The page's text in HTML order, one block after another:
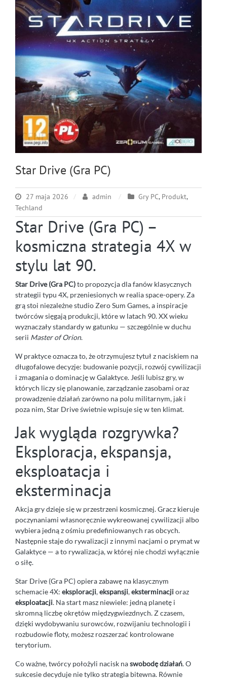
Star Drive (Gra PC)
27 maja 2026 admin Gry PC, Produkt,
Techland
Star Drive (Gra PC) –
kosmiczna strategia 4X w
stylu lat 90.
Star Drive (Gra PC)to propozycja dla fanów klasycznych
strategii typu 4X, przeniesionych w realia space-opery. Za
grą stoi niezależne studio Zero Sum Games, a inspiracje
twórców sięgają produkcji, które w latach 90. XX wieku
wyznaczały standardy w gatunku — szczególnie w duchu
serii Master of Orion.
W praktyce oznacza to, że otrzymujesz tytuł z naciskiem na
długofalowe decyzje: budowanie pozycji, rozwój cywilizacji
i zmagania o dominację w Galaktyce. Jeśli lubisz gry, w
których liczy się planowanie, zarządzanie zasobami oraz
prowadzenie działań zarówno na polu militarnym, jak i
poza nim, Star Drive świetnie wpisuje się w ten klimat.
Jak wygląda rozgrywka?
Eksploracja, ekspansja,
eksploatacja i
eksterminacja
Akcja gry dzieje się w przestrzeni kosmicznej. Gracz kieruje
poczynaniami własnoręcznie wykreowanej cywilizacji albo
wybiera jedną z ośmiu predefiniowanych ras obcych.
Następnie staje do rywalizacji z innymi nacjami o prymat w
Galaktyce — a to rywalizacja, w której nie chodzi wyłącznie
o siłę.
Star Drive (Gra PC) opiera zabawę na klasycznym
schemacie 4X: eksploracji,ekspansji,eksterminacjioraz
eksploatacji. Na start masz niewiele: jedną planetę i
skromną liczbę okrętów międzygwiezdnych. Z czasem,
dzięki wydobywaniu surowców, rozwijaniu technologii i
rozbudowie floty, możesz rozszerzać kontrolowane
terytorium.
Co ważne, twórcy położyli nacisk naswobodę działań. O
sukcesie decyduje nie tylko strategia bitewna. Równie